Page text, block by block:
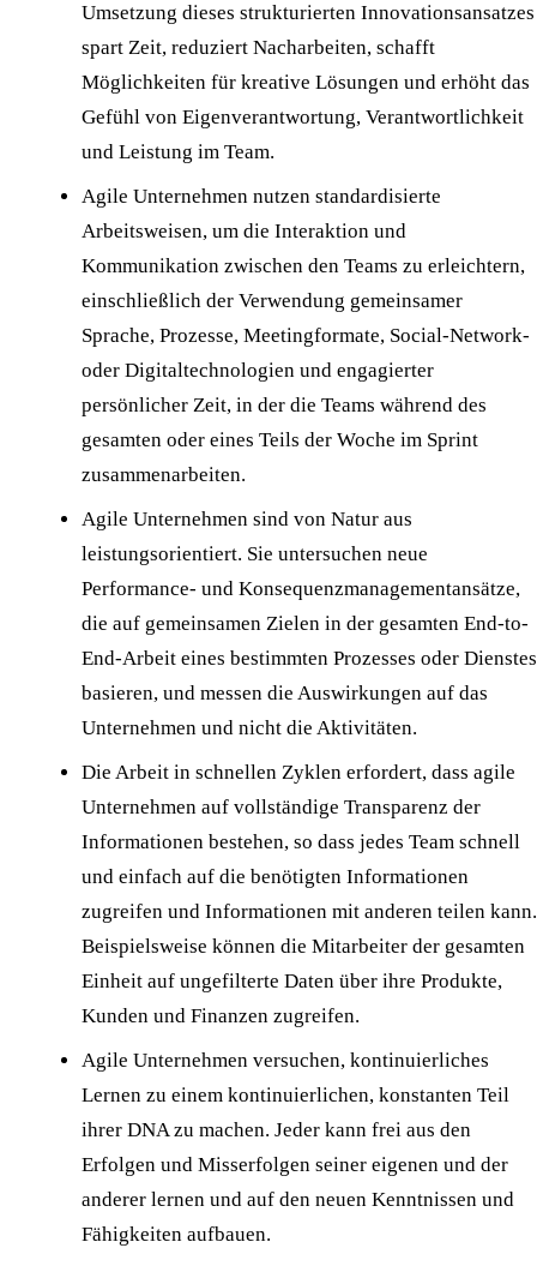
Umsetzung dieses strukturierten Innovationsansatzes
spart Zeit, reduziert Nacharbeiten, schafft
Möglichkeiten für kreative Lösungen und erhöht das
Gefühl von Eigenverantwortung, Verantwortlichkeit
und Leistung im Team.
Agile Unternehmen nutzen standardisierte
Arbeitsweisen, um die Interaktion und
Kommunikation zwischen den Teams zu erleichtern,
einschließlich der Verwendung gemeinsamer
Sprache, Prozesse, Meetingformate, Social-Network-
oder Digitaltechnologien und engagierter
persönlicher Zeit, in der die Teams während des
gesamten oder eines Teils der Woche im Sprint
zusammenarbeiten.
Agile Unternehmen sind von Natur aus
leistungsorientiert. Sie untersuchen neue
Performance- und Konsequenzmanagementansätze,
die auf gemeinsamen Zielen in der gesamten End-to-
End-Arbeit eines bestimmten Prozesses oder Dienstes
basieren, und messen die Auswirkungen auf das
Unternehmen und nicht die Aktivitäten.
Die Arbeit in schnellen Zyklen erfordert, dass agile
Unternehmen auf vollständige Transparenz der
Informationen bestehen, so dass jedes Team schnell
und einfach auf die benötigten Informationen
zugreifen und Informationen mit anderen teilen kann.
Beispielsweise können die Mitarbeiter der gesamten
Einheit auf ungefilterte Daten über ihre Produkte,
Kunden und Finanzen zugreifen.
Agile Unternehmen versuchen, kontinuierliches
Lernen zu einem kontinuierlichen, konstanten Teil
ihrer DNA zu machen. Jeder kann frei aus den
Erfolgen und Misserfolgen seiner eigenen und der
anderer lernen und auf den neuen Kenntnissen und
Fähigkeiten aufbauen.